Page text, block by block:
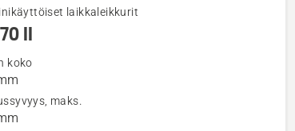
laikkaleikkurit
II
koko
maks.